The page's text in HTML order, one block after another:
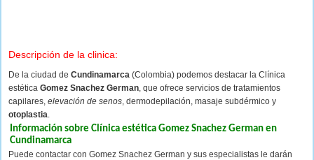
Descripción de la clinica:
De la ciudad de Cundinamarca (Colombia) podemos destacar la Clínica
estética Gomez Snachez German, que ofrece servicios de tratamientos
capilares, elevación de senos, dermodepilación, masaje subdérmico y
otoplastia.
Información sobre Clínica estética Gomez Snachez German en
Cundinamarca
Puede contactar con Gomez Snachez German y sus especialistas le darán